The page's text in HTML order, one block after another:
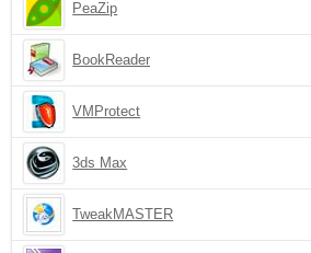
PeaZip
BookReader
VMProtect
3ds Max
TweakMASTER